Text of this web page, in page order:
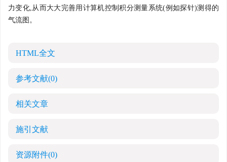
力变化,从而大大完善用计算机控制积分测量系统(例如探针)测得的
气流图。
HTML全文
参考文献(0)
相关文章
施引文献
资源附件(0)